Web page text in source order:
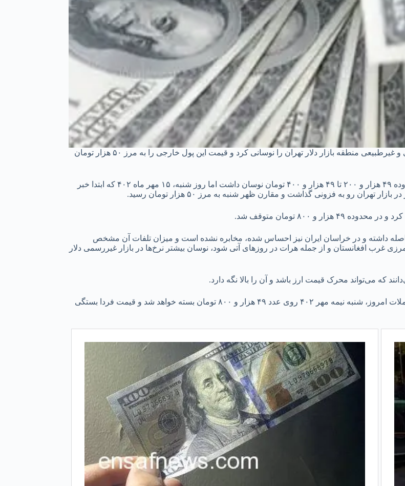
سرویس اقتصادی، انصاف نیوز: بعد از مدتی آرامش و ثبات قیمت ارز، رخ‌دادهای طبیعی و غیرطبیعی منطقه بازار دلار تهران را نوسانی کرد و قیمت این پول خارجی را به مرز ۵۰ هزار تومان
به گزارش خبرنگار انصاف نیوز، در چند هفته گذشته دلار در بازار غیررسمی ارز در محدوده ۴۹ هزار و ۲۰۰ تا ۴۹ هزار و ۴۰۰ تومان نوسان داشت اما روز شنبه، ۱۵ مهر ماه ۴۰۲ که ابتدا خبر
رو به فزونی گذاشت و مقارن ظهر شنبه به مرز ۵۰ هزار تومان رسید.
۸۰۰ تومان متوقف شد.
شمال‌غرب افغانستان که کانون آن ۴۰ کیلومتر با هرات فاصله داشته و در خراسان ایران نیز احساس شده، مخابره نشده است و میزان تلفات آن مشخص
افغانستان و از جمله هرات در روزهای آتی شود، نوسان بیشتر نرخ‌ها در بازار غیررسمی دلار
که می‌تواند محرک قیمت ارز باشد و آن را بالا نگه دارد.
بر اساس پیش‌بینی فروشندگان دلار در خیابان منوچهری تهران، قیمت دلار در پایان معاملات امروز، شنبه نیمه مهر ۴۰۲ روی عدد ۴۹ هزار و ۸۰۰ تومان بسته خواهد شد و قیمت فردا بستگی